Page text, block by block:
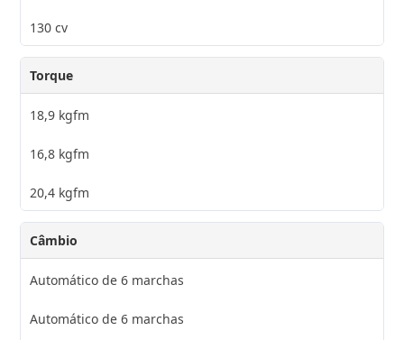
130 cv
Torque
18,9 kgfm
16,8 kgfm
20,4 kgfm
Câmbio
Automático de 6 marchas
Automático de 6 marchas